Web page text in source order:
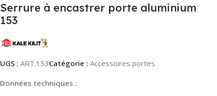
Serrure à encastrer porte aluminium
153
UGS : ART.153Catégorie : Accessoires portes
Données techniques :